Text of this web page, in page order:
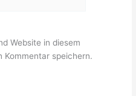
Website in diesem
Kommentar speichern.